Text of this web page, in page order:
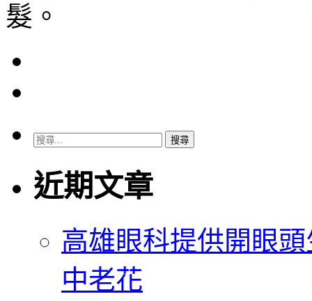
髮。
搜
關
鍵
近期文章
高雄眼科提供開眼
中老花